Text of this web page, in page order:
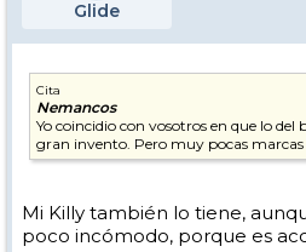
Glide
Cita
Nemancos
Yo coincidio con vosotros en que lo del
gran invento. Pero muy pocas marcas
Mi Killy también lo tiene,
poco incómodo, porque es